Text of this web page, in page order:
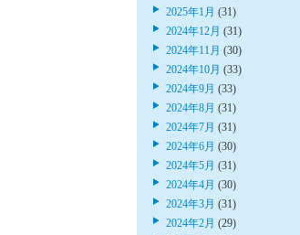
2025年1月 (31)
2024年12月 (31)
2024年11月 (30)
2024年10月 (33)
2024年9月 (33)
2024年8月 (31)
2024年7月 (31)
2024年6月 (30)
2024年5月 (31)
2024年4月 (30)
2024年3月 (31)
2024年2月 (29)